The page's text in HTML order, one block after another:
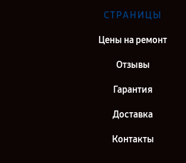
СТРАНИЦЫ
Цены на ремонт
Отзывы
Гарантия
Доставка
Контакты